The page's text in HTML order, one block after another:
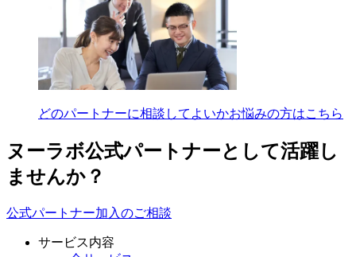
どのパートナーに相談してよいかお悩みの方はこちら
ヌーラボ公式パートナーとして活躍し
ませんか？
公式パートナー加入のご相談
サービス内容